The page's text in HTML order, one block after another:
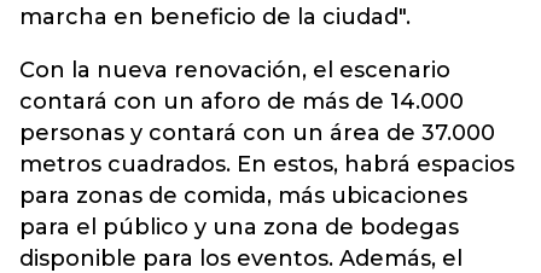
marcha en beneficio de la ciudad".
Con la nueva renovación, el escenario
contará con un aforo de más de 14.000
personas y contará con un área de 37.000
metros cuadrados. En estos, habrá espacios
para zonas de comida, más ubicaciones
para el público y una zona de bodegas
disponible para los eventos. Además, el